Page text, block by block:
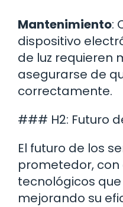
Mantenimiento:
dispositivo
de luz requieren
asegurarse de
correctamente.
### H2: Futuro
El futuro de los
prometedor, con
tecnológicos
mejorando su